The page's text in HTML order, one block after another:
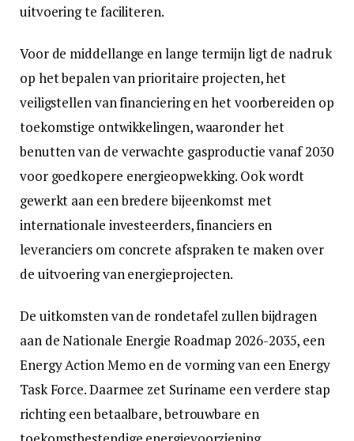
uitvoering te faciliteren.
Voor de middellange en lange termijn ligt de nadruk
op het bepalen van prioritaire projecten, het
veiligstellen van financiering en het voorbereiden op
toekomstige ontwikkelingen, waaronder het
benutten van de verwachte gasproductie vanaf 2030
voor goedkopere energieopwekking. Ook wordt
gewerkt aan een bredere bijeenkomst met
internationale investeerders, financiers en
leveranciers om concrete afspraken te maken over
de uitvoering van energieprojecten.
De uitkomsten van de rondetafel zullen bijdragen
aan de Nationale Energie Roadmap 2026-2035, een
Energy Action Memo en de vorming van een Energy
Task Force. Daarmee zet Suriname een verdere stap
richting een betaalbare, betrouwbare en